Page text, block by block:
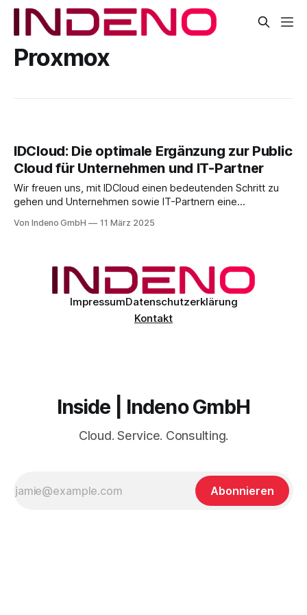
Proxmox
IDCloud: Die optimale Ergänzung zur Public
Cloud für Unternehmen und IT-Partner
Wir freuen uns, mit IDCloud einen bedeutenden Schritt zu
gehen und Unternehmen sowie IT-Partnern eine
bieten. Unter der IDCloud bündeln wir alle
Strategien gerecht zu werden. IDCloud – Managed Cloud-
Von Indeno GmbH 11 März 2025
ImpressumDatenschutzerklärung
Kontakt
Inside | Indeno GmbH
Cloud. Service. Consulting.
Abonnieren